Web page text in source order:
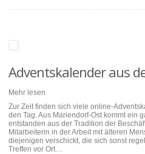
Adventskalender aus
Mehr lesen
Zur Zeit finden sich viele online-
den Tag. Aus Mariendorf-Ost kommt ein
entstanden aus der Tradition der
Mitarbeiterin in der Arbeit mit älteren
diejenigen verschickt, die sich sonst
Treffen vor Ort…